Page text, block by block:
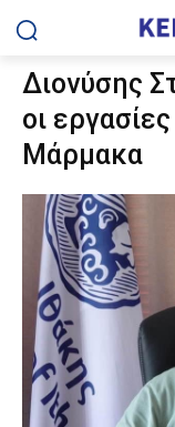
Διονύσης
οι
Μάρμακα